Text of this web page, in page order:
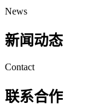
News
新闻动态
Contact
联系合作